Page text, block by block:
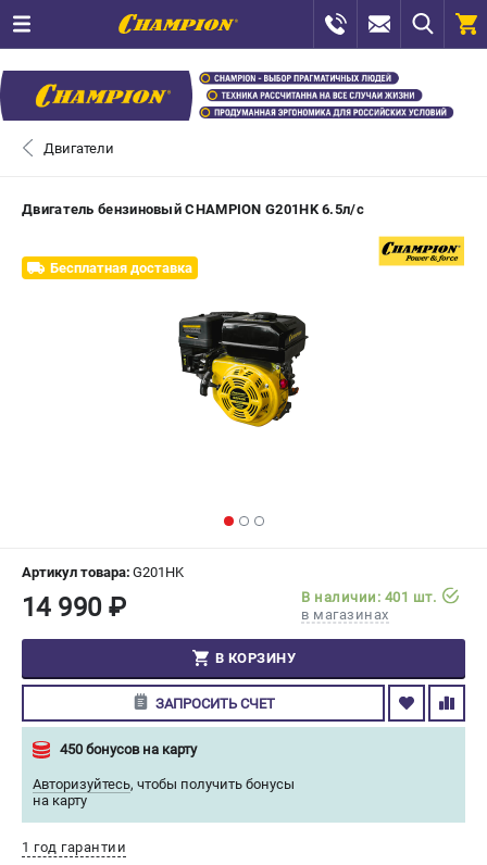
СЕРВИС
МАГАЗИНЫ
ИЗБРАННОЕ ( 0 )
ВХОД ИЛИ РЕГИСТРАЦИЯ
0
ПОДДЕРЖКА
Сервисный центр
Гарантия Champion
Политика обработки персональных данных
Двигатели
Двигатель бензиновый CHAMPION G201HK 6.5л/с
Бесплатная доставка
Артикул товара: G201HK
14 990 ₽
В наличии: 401 шт.
в магазинах
В КОРЗИНУ
ЗАПРОСИТЬ СЧЕТ
450 бонусов на карту
Авторизуйтесь, чтобы получить бонусы
на карту
1 год гарантии